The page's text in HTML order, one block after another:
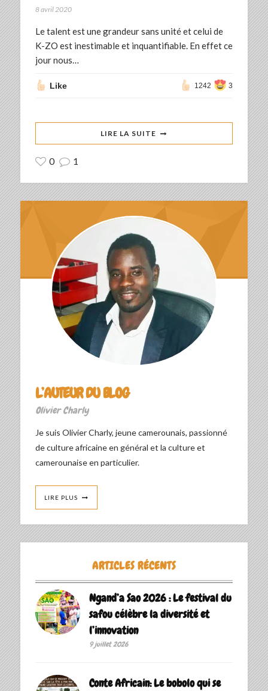
8 avril 2020
Le talent est une grandeur sans unité et celui de
K-ZO est inestimable et inquantifiable. En effet ce
jour nous…
Like 1242 3
LIRE LA SUITE
0 1
L’AUTEUR DU BLOG
Olivier Charly
Je suis Olivier Charly, jeune camerounais, passionné
de culture africaine en général et la culture et
camerounaise en particulier.
LIRE PLUS
ARTICLES RÉCENTS
Ngand’a Sao 2026 : Le festival du
safou célèbre la diversité et
l’innovation
9 juillet 2026
Conte Africain: Le bobolo qui se